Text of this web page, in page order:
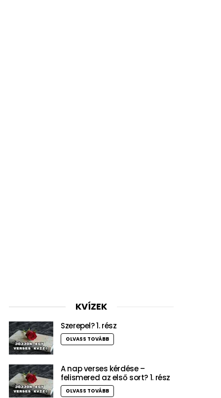
KVÍZEK
Szerepel? 1. rész
OLVASS TOVÁBB
A nap verses kérdése –
felismered az első sort? 1. rész
OLVASS TOVÁBB